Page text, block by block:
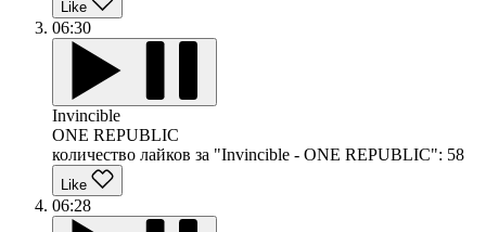
Like
06:30
Invincible
ONE REPUBLIC
количество лайков за "Invincible - ONE REPUBLIC": 58
Like
06:28